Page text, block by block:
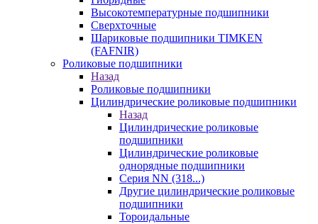
Высокотемпературные подшипники
Сверхточные
Шариковые подшипники TIMKEN
(FAFNIR)
Роликовые подшипники
Назад
Роликовые подшипники
Цилиндрические роликовые подшипники
Назад
Цилиндрические роликовые
подшипники
Цилиндрические роликовые
однорядные подшипники
Серия NN (318...)
Другие цилиндрические роликовые
подшипники
Тороидальные